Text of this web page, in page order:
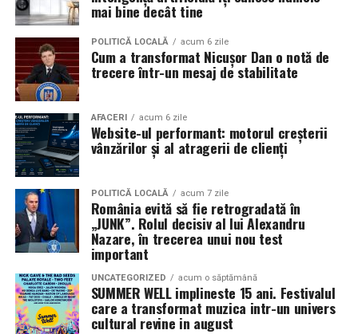
Sursa articol:BVON.ro
în mai multe orașe.
Pe11 februarieva avea loc proiecția specială
mea”de la Cinema City din City Park Constanța,de la
18:30, unde
regizorul Paul Decu și actrița Azaleea
Necula, originari din Constanța și împrejurimi, vor
prezenta filmul alături de colegii lor
Alexandra Răduță și Gabriel Vatavu.
Cinema City Shopping City Galați
12 februarie de la 18:30la întâlnirea cu actrițele
State și Azaleea Necula și regizorul Paul Decu.
Pe 13 februarie la ora 18:30, spectatorii dinIași
invitați la proiecția specială din
Mall, alături de regizorulPaul Decuși de
actoriiGabriel Vatavu, Sergiu Costache, Azaleea
Necula, Alexandra Răduță.
mai bine decât tine
POLITICĂ LOCALĂ acum 6 zile
Cum a transformat Nicușor Dan o notă de
trecere într-un mesaj de stabilitate
AFACERI acum 6 zile
Website-ul performant: motorul creșterii
vânzărilor și al atragerii de clienți
POLITICĂ LOCALĂ acum 7 zile
România evită să fie retrogradată în
„JUNK”. Rolul decisiv al lui Alexandru
Nazare, în trecerea unui nou test
important
UNCATEGORIZED acum o săptămână
SUMMER WELL implineste 15 ani. Festivalul
care a transformat muzica intr-un univers
cultural revine in august